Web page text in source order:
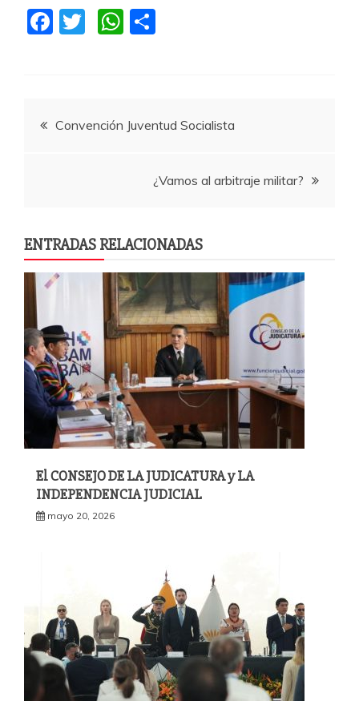
F
b
T
W
A a
r
Navegación
Convención Juventud Socialista
¿Vamos al arbitraje militar?
ENTRADAS RELACIONADAS
El CONSEJO DE LA JUDICATURA y LA
INDEPENDENCIA JUDICIAL
mayo 20, 2026